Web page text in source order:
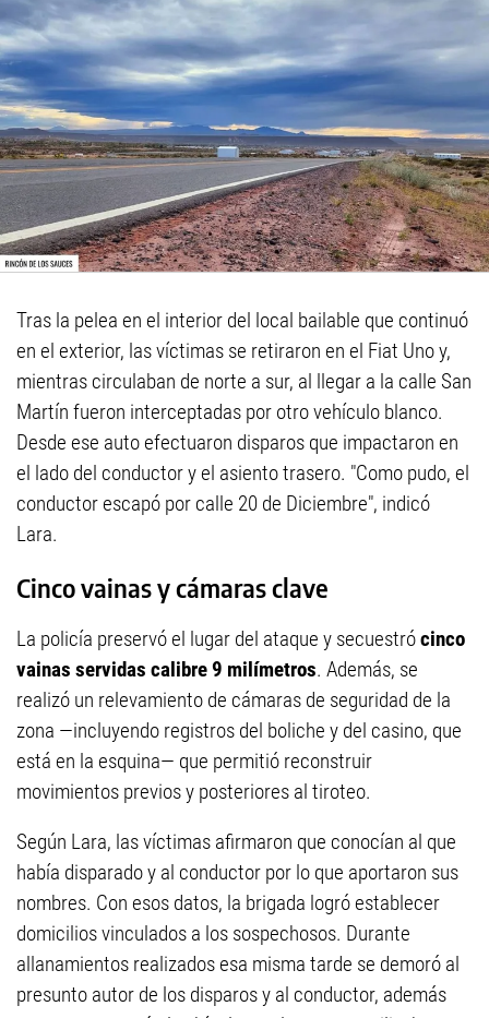
Tras la pelea en el interior del local bailable que continuó
en el exterior, las víctimas se retiraron en el Fiat Uno y,
mientras circulaban de norte a sur, al llegar a la calle San
Martín fueron interceptadas por otro vehículo blanco.
Desde ese auto efectuaron disparos que impactaron en
el lado del conductor y el asiento trasero. "Como pudo, el
conductor escapó por calle 20 de Diciembre", indicó
Lara.
Cinco vainas y cámaras clave
La policía preservó el lugar del ataque y secuestrócinco
vainas servidas calibre 9 milímetros. Además, se
realizó un relevamiento de cámaras de seguridad de la
zona —incluyendo registros del boliche y del casino, que
está en la esquina— que permitió reconstruir
movimientos previos y posteriores al tiroteo.
Según Lara, las víctimas afirmaron que conocían al que
había disparado y al conductor por lo que aportaron sus
nombres. Con esos datos, la brigada logró establecer
domicilios vinculados a los sospechosos. Durante
allanamientos realizados esa misma tarde se demoró al
presunto autor de los disparos y al conductor, además